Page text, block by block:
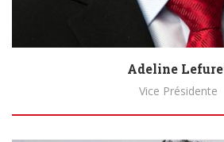
Adeline
Vice Présidente